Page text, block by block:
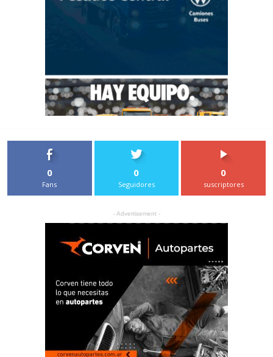
0
Fans
0
Seguidores
0
suscriptores
- Advertisement -